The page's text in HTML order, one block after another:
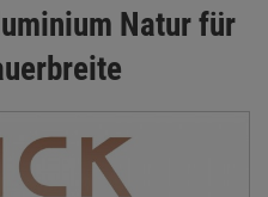
Natur für